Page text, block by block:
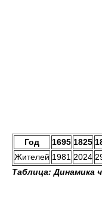
Год 1695 1825
Жителей 1981 2024
Таблица: Динамика